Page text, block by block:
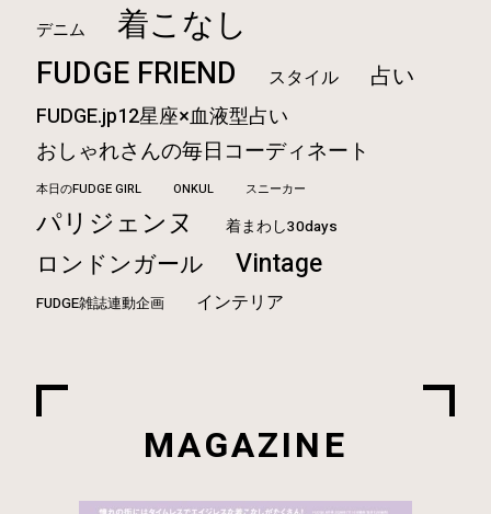
デニム 着こなし
FUDGE FRIEND スタイル 占い
FUDGE.jp12星座×血液型占い
おしゃれさんの毎日コーディネート
本日のFUDGE GIRL ONKUL スニーカー
パリジェンヌ 着まわし30days
ロンドンガール Vintage
FUDGE雑誌連動企画 インテリア
MAGAZINE